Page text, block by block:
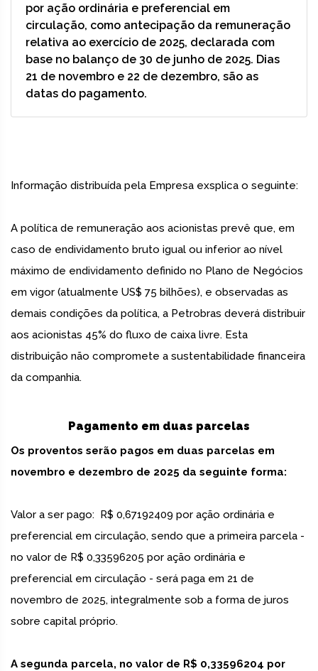
por ação ordinária e preferencial em
circulação, como antecipação da remuneração
relativa ao exercício de 2025, declarada com
base no balanço de 30 de junho de 2025. Dias
21 de novembro e 22 de dezembro, são as
datas do pagamento.
Informação distribuída pela Empresa exsplica o seguinte:
A política de remuneração aos acionistas prevê que, em
caso de endividamento bruto igual ou inferior ao nível
máximo de endividamento definido no Plano de Negócios
em vigor (atualmente US$ 75 bilhões), e observadas as
demais condições da política, a Petrobras deverá distribuir
aos acionistas 45% do fluxo de caixa livre. Esta
distribuição não compromete a sustentabilidade financeira
da companhia.
Pagamento em duas parcelas
Os proventos serão pagos em duas parcelas em
novembro e dezembro de 2025 da seguinte forma:
Valor a ser pago: R$ 0,67192409 por ação ordinária e
preferencial em circulação, sendo que a primeira parcela -
no valor de R$ 0,33596205 por ação ordinária e
preferencial em circulação - será paga em 21 de
novembro de 2025, integralmente sob a forma de juros
sobre capital próprio.
A segunda parcela, no valor de R$ 0,33596204 por